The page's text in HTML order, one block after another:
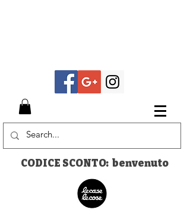
CODICE SCONTO: benvenuto